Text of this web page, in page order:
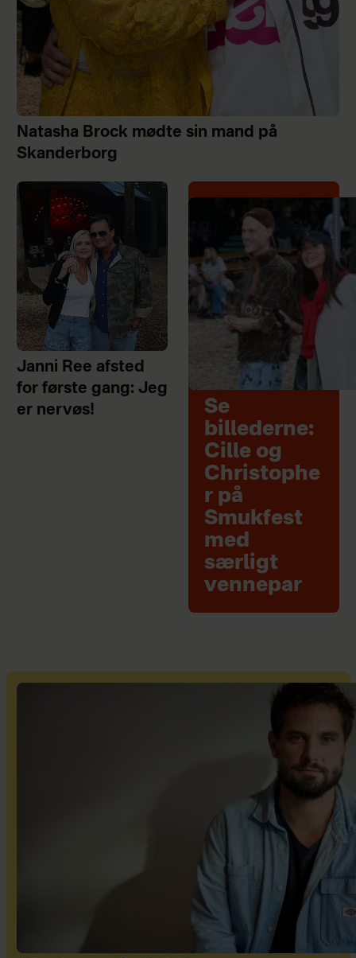
Natasha Brock mødte sin mand på
Skanderborg
Janni Ree afsted
for første gang: Jeg
er nervøs!
Se
billederne:
Cille og
Christophe
r på
Smukfest
med
særligt
vennepar